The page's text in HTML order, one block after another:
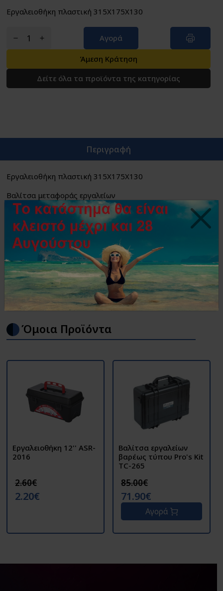
Εργαλειοθήκη πλαστική 315X175X130
Αγορά
Άμεση Κράτηση
Δείτε όλα τα προϊόντα της κατηγορίας
Περιγραφή
Εργαλειοθήκη πλαστική 315X175X130
Βαλίτσα μεταφοράς εργαλείων
Ανθεκτική στις κρούσεις
•Εργονομικός σχεδιασμός 2 αποθηκευτικών χώρων
•Με κλιπ ασφαλείας
•Υλικό: Ανθεκτικό πολυπροπυλένιο PE
•Ικανότητα φορτίου 5kg
• Διαστάσεις ΜxΠxY (mm): 315x175x130
Όμοια Προϊόντα
Εργαλειοθήκη 12'' ASR-
2016
2.60€
2.20€
Βαλίτσα εργαλείων
βαρέως τύπου Pro's Kit
TC-265
85.00€
71.90€
Αγορά